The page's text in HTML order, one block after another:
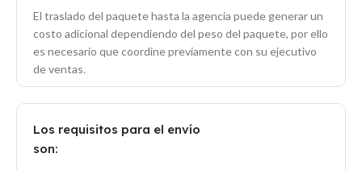
El traslado del paquete hasta la agencia puede generar un
costo adicional dependiendo del peso del paquete, por ello
es necesario que coordine previamente con su ejecutivo
de ventas.
Los requisitos para el envío
son: